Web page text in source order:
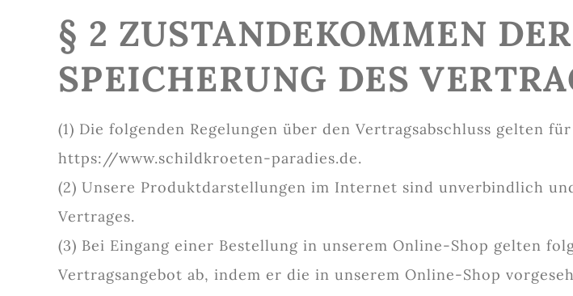
§ 2 ZUSTANDEKOMMEN
SPEICHERUNG DES
(1) Die folgenden Regelungen über den Vertragsabschluss gelten
https://www.schildkroeten-paradies.de.
(2) Unsere Produktdarstellungen im Internet sind unverbindlich
Vertrages.
(3) Bei Eingang einer Bestellung in unserem Online-Shop gelten
Vertragsangebot ab, indem er die in unserem Online-Shop